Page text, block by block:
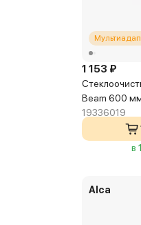
1 153 ₽
Beam 600
19336019
в
Alca